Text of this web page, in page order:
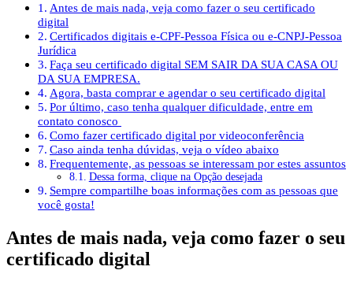
Antes de mais nada, veja como fazer o seu certificado
digital
Certificados digitais e-CPF-Pessoa Física ou e-CNPJ-Pessoa
Jurídica
Faça seu certificado digital SEM SAIR DA SUA CASA OU
DA SUA EMPRESA.
Agora, basta comprar e agendar o seu certificado digital
Por último, caso tenha qualquer dificuldade, entre em
contato conosco
Como fazer certificado digital por videoconferência
Caso ainda tenha dúvidas, veja o vídeo abaixo
Frequentemente, as pessoas se interessam por estes assuntos
Dessa forma, clique na Opção desejada
Sempre compartilhe boas informações com as pessoas que
você gosta!
Antes de mais nada, veja como fazer o seu
certificado digital